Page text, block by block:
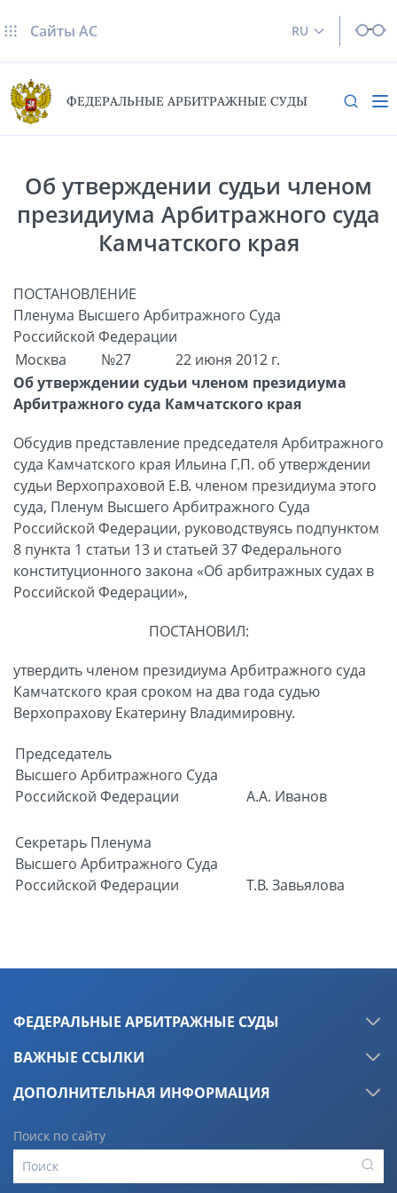
RU
Сайты AC
ФЕДЕРАЛЬНЫЕ АРБИТРАЖНЫЕ СУДЫ
Об утверждении судьи членом
президиума Арбитражного суда
Камчатского края
ПОСТАНОВЛЕНИЕ
Пленума Высшего Арбитражного Суда
Российской Федерации
Москва
№27
22 июня 2012 г.
Об утверждении судьи членом президиума
Арбитражного суда Камчатского края
Обсудив представление председателя Арбитражного
суда Камчатского края Ильина Г.П. об утверждении
судьи Верхопраховой Е.В. членом президиума этого
суда, Пленум Высшего Арбитражного Суда
Российской Федерации, руководствуясь подпунктом
8 пункта 1 статьи 13 и статьей 37 Федерального
конституционного закона «Об арбитражных судах в
Российской Федерации»,
ПОСТАНОВИЛ:
утвердить членом президиума Арбитражного суда
Камчатского края сроком на два года судью
Верхопрахову Екатерину Владимировну.
Председатель
Высшего Арбитражного Суда
Российской Федерации
А.А. Иванов
Секретарь Пленума
Высшего Арбитражного Суда
Российской Федерации
Т.В. Завьялова
ФЕДЕРАЛЬНЫЕ АРБИТРАЖНЫЕ СУДЫ
ВАЖНЫЕ ССЫЛКИ
ДОПОЛНИТЕЛЬНАЯ ИНФОРМАЦИЯ
Поиск по сайту